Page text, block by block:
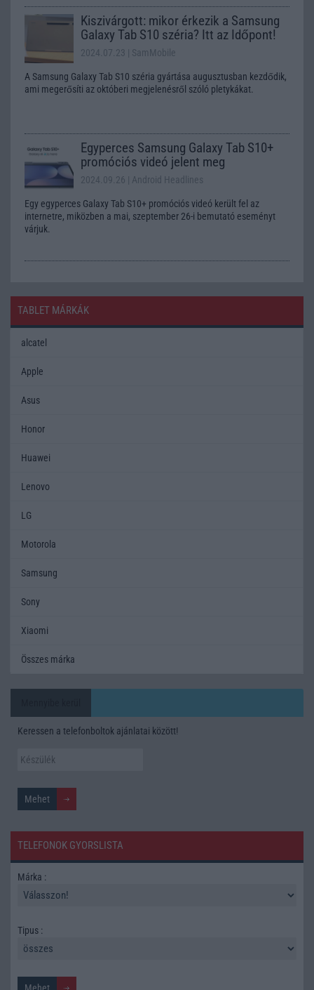
Kiszivárgott: mikor érkezik a Samsung
Galaxy Tab S10 széria? Itt az Időpont!
2024.07.23 | SamMobile
A Samsung Galaxy Tab S10 széria gyártása augusztusban kezdődik,
ami megerősíti az októberi megjelenésről szóló pletykákat.
Egyperces Samsung Galaxy Tab S10+
promóciós videó jelent meg
2024.09.26 | Android Headlines
Egy egyperces Galaxy Tab S10+ promóciós videó került fel az
internetre, miközben a mai, szeptember 26-i bemutató eseményt
várjuk.
TABLET MÁRKÁK
alcatel
Apple
Asus
Honor
Huawei
Lenovo
LG
Motorola
Samsung
Sony
Xiaomi
Összes márka
Keressen a telefonboltok ajánlatai között!
TELEFONOK GYORSLISTA
Márka :
Tipus :